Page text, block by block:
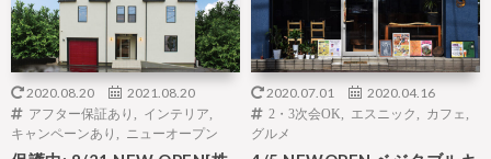
2020.08.20 2021.08.20
アフター保証あり インテリア
キャンペーンあり
ニューオープン
2020.07.01 2020.04.16
2・3次会OK エスニック カフェ
グルメ